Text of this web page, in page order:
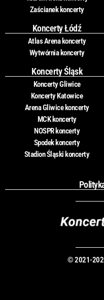
Zaścianek koncerty
Koncerty Łódź
Atlas Arena koncerty
Wytwórnia koncerty
Koncerty Śląsk
Koncerty Gliwice
Koncerty Katowice
Arena Gliwice koncerty
MCK koncerty
NOSPR koncerty
Spodek koncerty
Stadion Śląski koncerty
© 2021-